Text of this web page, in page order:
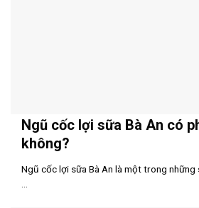
Ngũ cốc lợi sữa Bà An có
không?
Ngũ cốc lợi sữa Bà An là một trong những
...